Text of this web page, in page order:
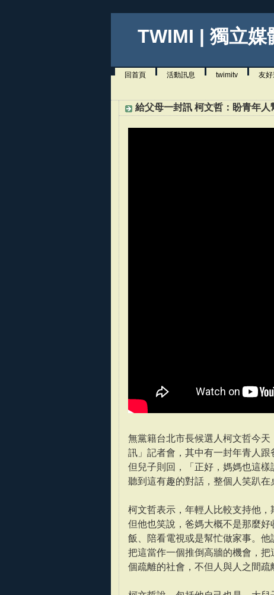
TWIMI | 獨立媒
回首頁 活動訊息 twimitv 友
給父母一封訊 柯文哲：盼青年人
無黨籍台北市長候選人柯文哲今
訊」記者會，其中有一封年青人跟
但兒子則回，「正好，媽媽也這
聽到這有趣的對話，整個人笑趴在
柯文哲表示，年輕人比較支持他，
但他也笑說，爸媽大概不是那麼
飯、陪看電視或是幫忙做家事。他
把這當作一個推倒高牆的機會，
個疏離的社會，不但人與人之間疏